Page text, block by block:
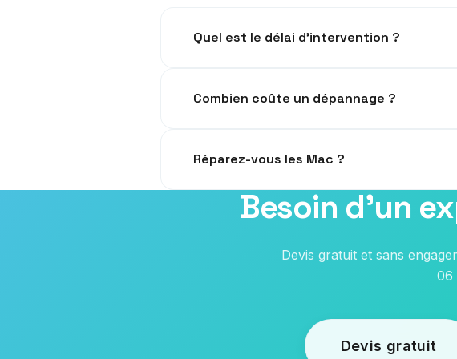
Quel est le délai d'intervention ?
Combien coûte un dépannage ?
Réparez-vous les Mac ?
Oui, nos techniciens sont formés sur PC
Besoin d'un
Devis gratuit et sans
06
Devis gratuit